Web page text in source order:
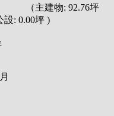
（主建物: 92.76坪
: 0.00坪 )